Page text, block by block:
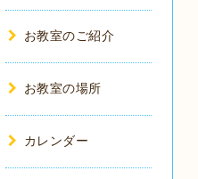
お教室のご紹介
お教室の場所
カレンダー